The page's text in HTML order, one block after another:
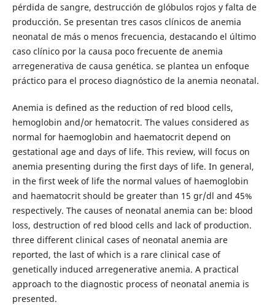
pérdida de sangre, destrucción de glóbulos rojos y falta de
producción. Se presentan tres casos clínicos de anemia
neonatal de más o menos frecuencia, destacando el último
caso clínico por la causa poco frecuente de anemia
arregenerativa de causa genética. se plantea un enfoque
práctico para el proceso diagnóstico de la anemia neonatal.
Anemia is defined as the reduction of red blood cells,
hemoglobin and/or hematocrit. The values considered as
normal for haemoglobin and haematocrit depend on
gestational age and days of life. This review, will focus on
anemia presenting during the first days of life. In general,
in the first week of life the normal values of haemoglobin
and haematocrit should be greater than 15 gr/dl and 45%
respectively. The causes of neonatal anemia can be: blood
loss, destruction of red blood cells and lack of production.
three different clinical cases of neonatal anemia are
reported, the last of which is a rare clinical case of
genetically induced arregenerative anemia. A practical
approach to the diagnostic process of neonatal anemia is
presented.